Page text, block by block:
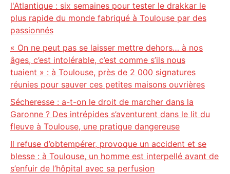
l'Atlantique : six semaines pour tester le drakkar le
plus rapide du monde fabriqué à Toulouse par des
passionnés
« On ne peut pas se laisser mettre dehors… à nos
âges, c’est intolérable, c’est comme s’ils nous
tuaient » : à Toulouse, près de 2 000 signatures
réunies pour sauver ces petites maisons ouvrières
Sécheresse : a-t-on le droit de marcher dans la
Garonne ? Des intrépides s’aventurent dans le lit du
fleuve à Toulouse, une pratique dangereuse
Il refuse d’obtempérer, provoque un accident et se
blesse : à Toulouse, un homme est interpellé avant de
s’enfuir de l’hôpital avec sa perfusion